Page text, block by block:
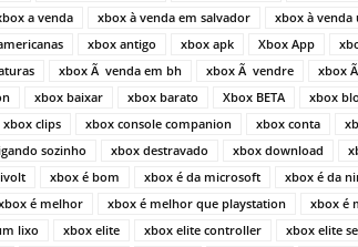
a venda xbox à venda em salvador xbox à venda
xbox antigo xbox apk Xbox App
xbox Ã venda em bh xbox Ã vendre xbox
xbox baixar xbox barato Xbox BETA xbox
xbox clips xbox console companion xbox conta
sozinho xbox destravado xbox download
xbox é bom xbox é da microsoft xbox é da
é melhor xbox é melhor que playstation
xbox é
lixo xbox elite xbox elite controller xbox elite